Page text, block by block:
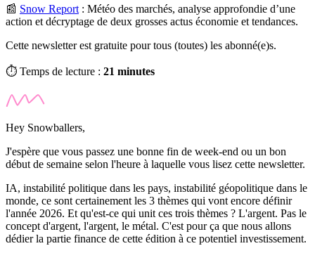
📰 Snow Report : Météo des marchés, analyse approfondie d’une
action et décryptage de deux grosses actus économie et tendances.
Cette newsletter est gratuite pour tous (toutes) les abonné(e)s.
⏱️ Temps de lecture : 21 minutes
Hey Snowballers,
J'espère que vous passez une bonne fin de week-end ou un bon
début de semaine selon l'heure à laquelle vous lisez cette newsletter.
IA, instabilité politique dans les pays, instabilité géopolitique dans le
monde, ce sont certainement les 3 thèmes qui vont encore définir
l'année 2026. Et qu'est-ce qui unit ces trois thèmes ? L'argent. Pas le
concept d'argent, l'argent, le métal. C'est pour ça que nous allons
dédier la partie finance de cette édition à ce potentiel investissement.